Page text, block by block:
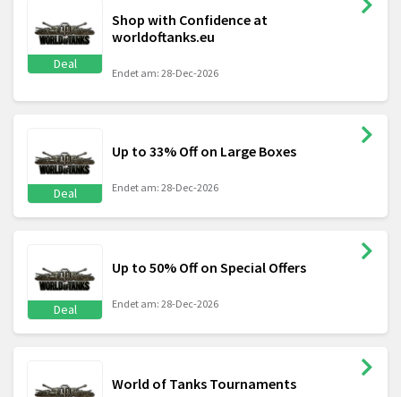
Deal
Shop with Confidence at
worldoftanks.eu
Endet am: 28-Dec-2026
Deal
Up to 33% Off on Large Boxes
Endet am: 28-Dec-2026
Deal
Up to 50% Off on Special Offers
Endet am: 28-Dec-2026
World of Tanks Tournaments